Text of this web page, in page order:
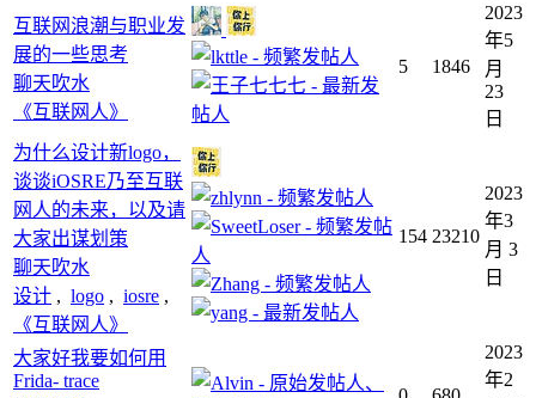
互联网浪潮与职业发
展的一些思考
聊天吹水
《互联网人》
5 1846
2023
年5
月
23
日
为什么设计新logo，
谈谈iOSRE乃至互联
网人的未来，以及请
大家出谋划策
聊天吹水
设计 , logo , iosre ,
《互联网人》
154 23210
2023
年3
月 3
日
大家好我要如何用
Frida- trace
2023
年2